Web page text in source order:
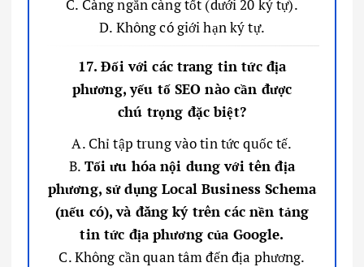
C. Càng ngắn càng tốt (dưới 20 ký tự).
D. Không có giới hạn ký tự.
17. Đối với các trang tin tức địa
phương, yếu tố SEO nào cần được
chú trọng đặc biệt?
A. Chỉ tập trung vào tin tức quốc tế.
B. Tối ưu hóa nội dung với tên địa
phương, sử dụng Local Business Schema
(nếu có), và đăng ký trên các nền tảng
tin tức địa phương của Google.
C. Không cần quan tâm đến địa phương.